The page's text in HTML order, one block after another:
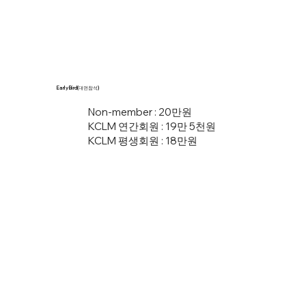
Non-member : 20만원
KCLM 연간회원 : 19만 5천원
KCLM 평생회원 : 18만원
Early Bird(대면참석)